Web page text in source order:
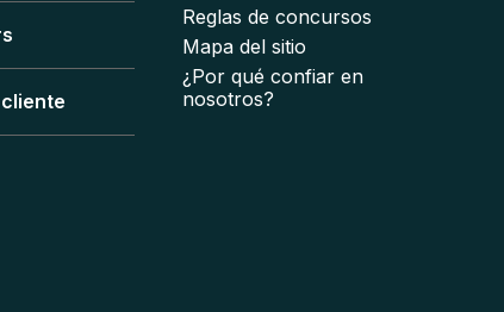
Reglas de concursos
Mapa del sitio
¿Por qué confiar en
nosotros?